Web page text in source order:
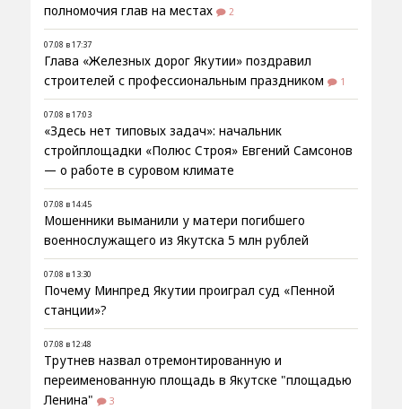
полномочия глав на местах
2
07.08 в 17:37
Глава «Железных дорог Якутии» поздравил
строителей с профессиональным праздником
1
07.08 в 17:03
«Здесь нет типовых задач»: начальник
стройплощадки «Полюс Строя» Евгений Самсонов
— о работе в суровом климате
07.08 в 14:45
Мошенники выманили у матери погибшего
военнослужащего из Якутска 5 млн рублей
07.08 в 13:30
Почему Минпред Якутии проиграл суд «Пенной
станции»?
07.08 в 12:48
Трутнев назвал отремонтированную и
переименованную площадь в Якутске "площадью
Ленина"
3